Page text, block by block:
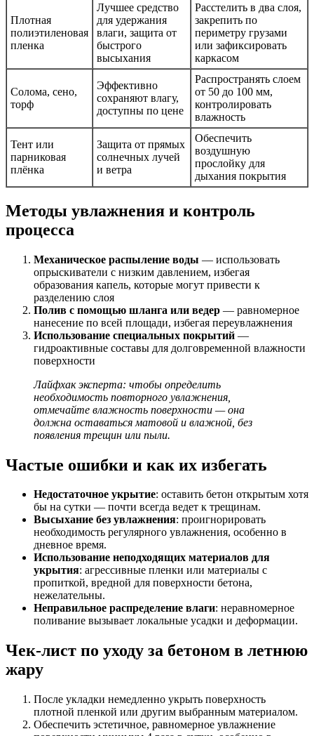
Плотная
полиэтиленовая
пленка
Лучшее средство
для удержания
влаги, защита от
быстрого
высыхания
Расстелить в два слоя,
закрепить по
периметру грузами
или зафиксировать
каркасом
Солома, сено,
торф
Эффективно
сохраняют влагу,
доступны по цене
Распространять слоем
от 50 до 100 мм,
контролировать
влажность
Тент или
парниковая
плёнка
Защита от прямых
солнечных лучей
и ветра
Обеспечить
воздушную
прослойку для
дыхания покрытия
Методы увлажнения и контроль
процесса
Механическое распыление воды — использовать
опрыскиватели с низким давлением, избегая
образования капель, которые могут привести к
разделению слоя
Полив с помощью шланга или ведер — равномерное
нанесение по всей площади, избегая переувлажнения
Использование специальных покрытий —
гидроактивные составы для долговременной влажности
поверхности
Лайфхак эксперта: чтобы определить
необходимость повторного увлажнения,
отмечайте влажность поверхности — она
должна оставаться матовой и влажной, без
появления трещин или пыли.
Частые ошибки и как их избегать
Недостаточное укрытие: оставить бетон открытым хотя
бы на сутки — почти всегда ведет к трещинам.
Высыхание без увлажнения: проигнорировать
необходимость регулярного увлажнения, особенно в
дневное время.
Использование неподходящих материалов для
укрытия: агрессивные пленки или материалы с
пропиткой, вредной для поверхности бетона,
нежелательны.
Неправильное распределение влаги: неравномерное
поливание вызывает локальные усадки и деформации.
Чек-лист по уходу за бетоном в летнюю
жару
После укладки немедленно укрыть поверхность
плотной пленкой или другим выбранным материалом.
Обеспечить эстетичное, равномерное увлажнение